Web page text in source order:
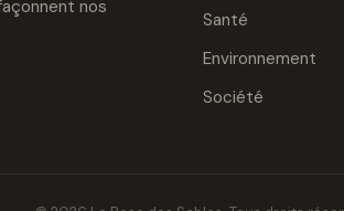
nos
Santé
Environnement
Société